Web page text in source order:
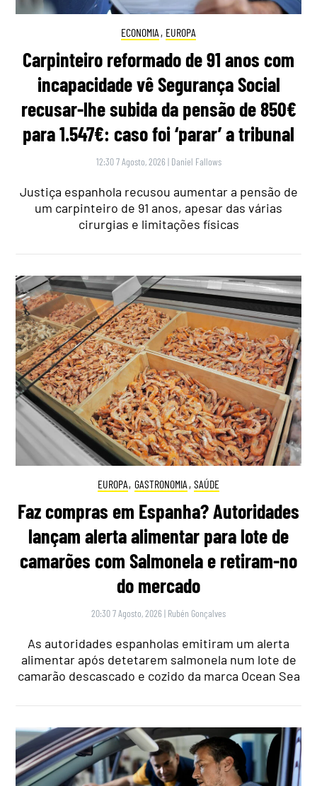
ECONOMIA , EUROPA
Carpinteiro reformado de 91 anos com
incapacidade vê Segurança Social
recusar-lhe subida da pensão de 850€
para 1.547€: caso foi ‘parar’ a tribunal
12:30 7 Agosto, 2026 | Daniel Fallows
Justiça espanhola recusou aumentar a pensão de
um carpinteiro de 91 anos, apesar das várias
cirurgias e limitações físicas
EUROPA, GASTRONOMIA , SAÚDE
Faz compras em Espanha? Autoridades
lançam alerta alimentar para lote de
camarões com Salmonela e retiram-no
do mercado
20:30 7 Agosto, 2026 | Rubén Gonçalves
As autoridades espanholas emitiram um alerta
alimentar após detetarem salmonela num lote de
camarão descascado e cozido da marca Ocean Sea